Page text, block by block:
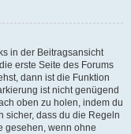
in der Beitragsansicht
erste Seite des Forums
dann ist die Funktion
ist nicht genügend
oben zu holen, indem du
sicher, dass du die Regeln
gesehen, wenn ohne